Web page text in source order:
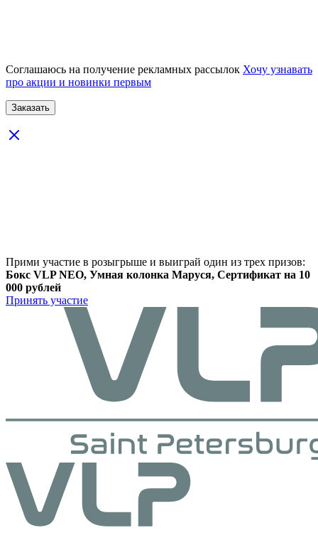
Соглашаюсь на получение рекламных рассылок Хочу узнавать
про акции и новинки первым
Прими участие в розыгрыше и выиграй один из трех призов:
Бокс VLP NEO, Умная колонка Маруся, Сертификат на 10
000 рублей
Принять участие